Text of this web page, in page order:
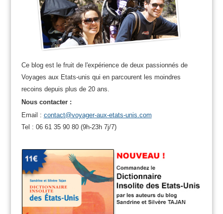
Ce blog est le fruit de l'expérience de deux passionnés de
Voyages aux Etats-unis qui en parcourent les moindres
recoins depuis plus de 20 ans.
Nous contacter :
Email : contact@voyager-aux-etats-unis.com
Tel : 06 61 35 90 80 (9h-23h 7j/7)